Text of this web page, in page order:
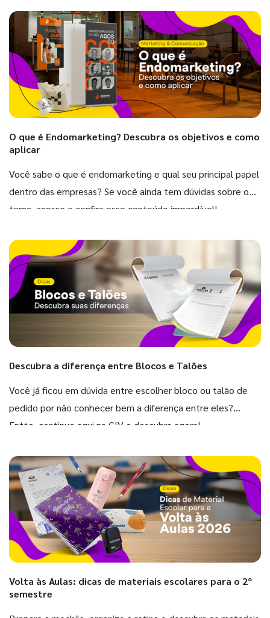
O que é Endomarketing? Descubra os objetivos e como
aplicar
Você sabe o que é endomarketing e qual seu principal papel
dentro das empresas? Se você ainda tem dúvidas sobre o
tema, acesse e confira esse conteúdo imperdível!
Descubra a diferença entre Blocos e Talões
Você já ficou em dúvida entre escolher bloco ou talão de
pedido por não conhecer bem a diferença entre eles?
Então, continue aqui na GIV e descubra agora!
Volta às Aulas: dicas de materiais escolares para o 2º
semestre